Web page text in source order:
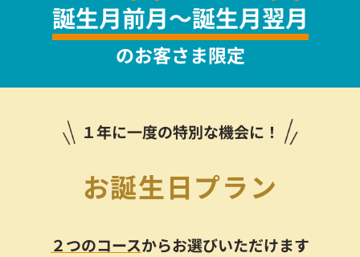
誕生月前月～誕生月翌月
のお客さま限定
１年に一度の特別な機会に！
お誕生日プラン
２つのコースからお選びいただけます